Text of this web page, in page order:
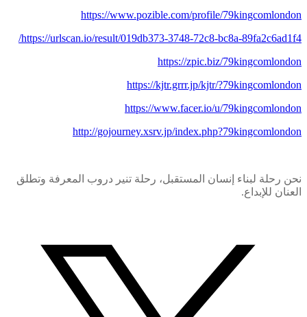
https://www.pozible.com/profile/79kingcomlondon
https://urlscan.io/result/019db373-3748-72c8-bc8a-89fa2c6ad1f4/
https://zpic.biz/79kingcomlondon
https://kjtr.grrr.jp/kjtr/?79kingcomlondon
https://www.facer.io/u/79kingcomlondon
http://gojourney.xsrv.jp/index.php?79kingcomlondon
نحن رحلة لبناء إنسان المستقبل، رحلة تنير دروب المعرفة وتطلق
العنان للإبداع.